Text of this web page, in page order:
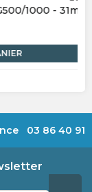
- 31ml
03 86 40 91